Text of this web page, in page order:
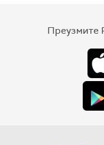
Преузмите